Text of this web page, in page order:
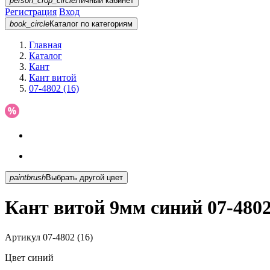
Регистрация Вход
book_circleКаталог по категориям
Главная
Каталог
Кант
Кант витой
07-4802 (16)
paintbrush Выбрать другой цвет
Кант витой 9мм синий 07-
Артикул 07-4802 (16)
Цвет синий